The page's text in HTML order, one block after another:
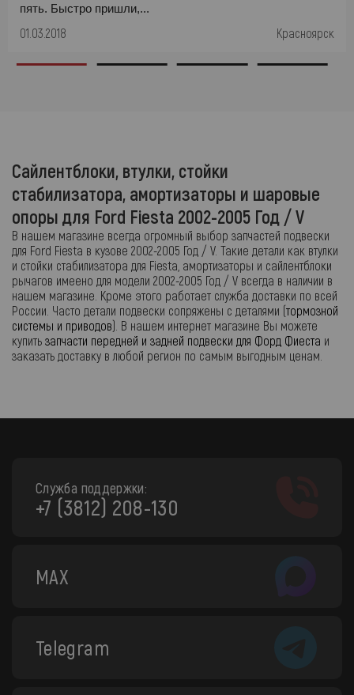
пять. Быстро пришли,...
01.03.2018 Красноярск
Сайлентблоки, втулки, стойки
стабилизатора, амортизаторы и шаровые
опоры для Ford Fiesta 2002-2005 Год / V
В нашем магазине всегда огромный выбор запчастей подвески
для Ford Fiesta в кузове 2002-2005 Год / V. Такие детали как втулки
и стойки стабилизатора для Fiesta, амортизаторы и сайлентблоки
рычагов имеено для модели 2002-2005 Год / V всегда в наличии в
нашем магазине. Кроме этого работает служба доставки по всей
России. Часто детали подвески сопряжены с деталями (тормозной
системы и приводов). В нашем интернет магазине Вы можете
купить запчасти передней и задней подвески для Форд Фиеста и
заказать доставку в любой регион по самым выгодным ценам.
Служба поддержки:
+7 (3812) 208-130
MAX
Telegram